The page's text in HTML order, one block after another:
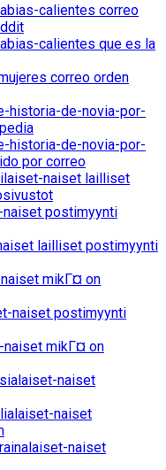
calientes correo
calientes que es la
correo orden
historia-de-novia-por-
historia-de-novia-por-
por correo
naiset lailliset
postimyynti
lailliset postimyynti
mikГ¤ on
naiset postimyynti
mikГ¤ on
naiset
naiset
naiset